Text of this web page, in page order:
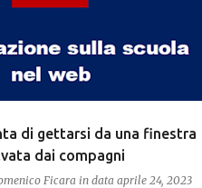
di gettarsi da una finestra
dai compagni
Ficara in data aprile 24, 2023